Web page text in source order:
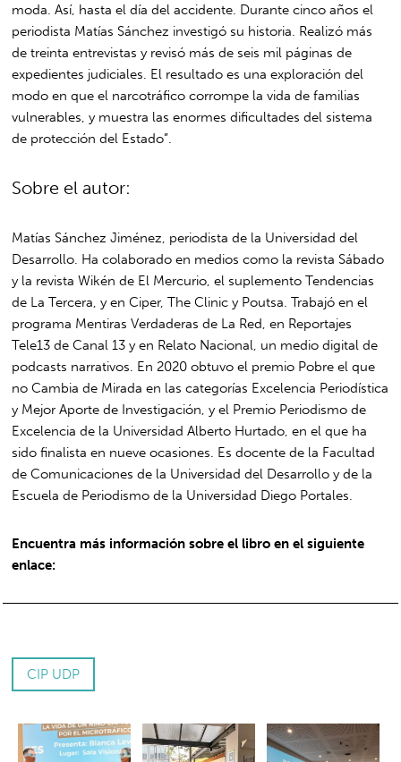
moda. Así, hasta el día del accidente. Durante cinco años el
periodista Matías Sánchez investigó su historia. Realizó más
de treinta entrevistas y revisó más de seis mil páginas de
expedientes judiciales. El resultado es una exploración del
modo en que el narcotráfico corrompe la vida de familias
vulnerables, y muestra las enormes dificultades del sistema
de protección del Estado”.
Sobre el autor:
Matías Sánchez Jiménez, periodista de la Universidad del
Desarrollo. Ha colaborado en medios como la revista Sábado
y la revista Wikén de El Mercurio, el suplemento Tendencias
de La Tercera, y en Ciper, The Clinic y Poutsa. Trabajó en el
programa Mentiras Verdaderas de La Red, en Reportajes
Tele13 de Canal 13 y en Relato Nacional, un medio digital de
podcasts narrativos. En 2020 obtuvo el premio Pobre el que
no Cambia de Mirada en las categorías Excelencia Periodística
y Mejor Aporte de Investigación, y el Premio Periodismo de
Excelencia de la Universidad Alberto Hurtado, en el que ha
sido finalista en nueve ocasiones. Es docente de la Facultad
de Comunicaciones de la Universidad del Desarrollo y de la
Escuela de Periodismo de la Universidad Diego Portales.
Encuentra más información sobre el libro en el siguiente
enlace:
CIP UDP